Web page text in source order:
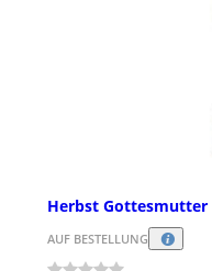
Herbst Gottesmutter
AUF BESTELLUNG